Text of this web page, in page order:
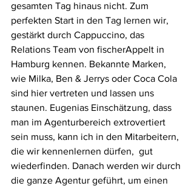
gesamten Tag hinaus nicht. Zum
perfekten Start in den Tag lernen wir,
gestärkt durch Cappuccino, das
Relations Team von fischerAppelt in
Hamburg kennen. Bekannte Marken,
wie Milka, Ben & Jerrys oder Coca Cola
sind hier vertreten und lassen uns
staunen. Eugenias Einschätzung, dass
man im Agenturbereich extrovertiert
sein muss, kann ich in den Mitarbeitern,
die wir kennenlernen dürfen,  gut
wiederfinden. Danach werden wir durch
die ganze Agentur geführt, um einen